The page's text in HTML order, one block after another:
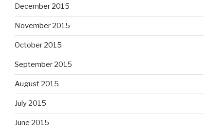
December 2015
November 2015
October 2015
September 2015
August 2015
July 2015
June 2015